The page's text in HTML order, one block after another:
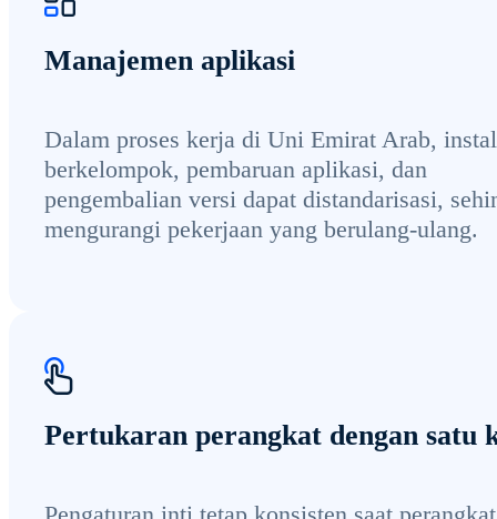
Manajemen aplikasi
Dalam proses kerja di Uni Emirat Arab,
berkelompok, pembaruan aplikasi, dan
pengembalian versi dapat distandarisasi,
mengurangi pekerjaan yang berulang-ulang.
Pertukaran perangkat dengan satu